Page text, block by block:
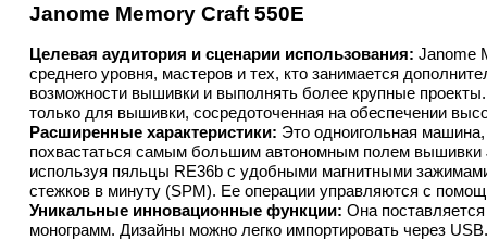
Janome Memory Craft 550E
Целевая аудитория и сценарии использования: Janome
среднего уровня, мастеров и тех, кто занимается
возможности вышивки и выполнять более крупные
только для вышивки, сосредоточенная на обеспечении
Расширенные характеристики: Это одноигольная
похвастаться самым большим автономным полем вышивки
используя пяльцы RE36b с удобными магнитными
стежков в минуту (SPM). Ее операции управляются с
Уникальные инновационные функции: Она
монограмм. Дизайны можно легко импортировать через